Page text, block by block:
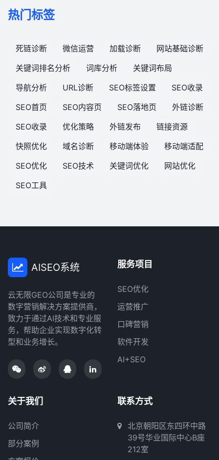
热门标签
死链诊断 微信运营 加载诊断
网站基础诊断
关键词排名分析
词库分析
关键词布局
导航分析
URL诊断 SEO标签设置
SEO收录
SEO首页
SEO内容页 SEO落地页
外链诊断
SEO收录
优化策略 外链发布
链接资源
快照优化
域名诊断 移动端体验
移动端适配
SEO优化
SEO技术 关键词优化
网站优化
SEO工具
AISEO系统
云无限GEO公司是专业的
数字营销解决方案提供商，
致力于通过AI技术和专业服
务，帮助企业实现数字化转
型和业务增长。
服务项目
SEO优化
运营推广
口碑营销
软件开发
AI+SEO
关于我们
公司简介
部分案例
联系方式
北京朝阳区东四环中路
39号华业国际中心B座
212室